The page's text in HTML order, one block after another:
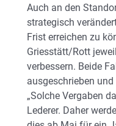
Auch an den
strategisch
Frist erreichen zu
Griesstätt/Rott
verbessern. Beide
ausgeschrieben
„Solche Vergaben
Lederer. Daher